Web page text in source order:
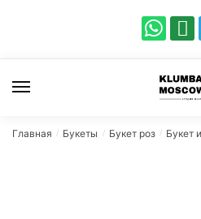
Главная / Букеты / Букет роз / Букет